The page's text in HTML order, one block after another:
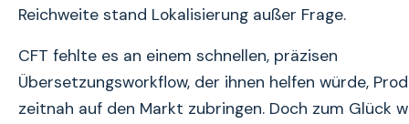
Reichweite stand Lokalisierung außer Frage.
CFT fehlte es an einem schnellen, präzisen
Übersetzungsworkflow, der ihnen helfen würde,
zeitnah auf den Markt zubringen. Doch zum Glück